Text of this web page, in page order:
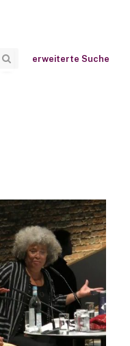
erweiterte Suche